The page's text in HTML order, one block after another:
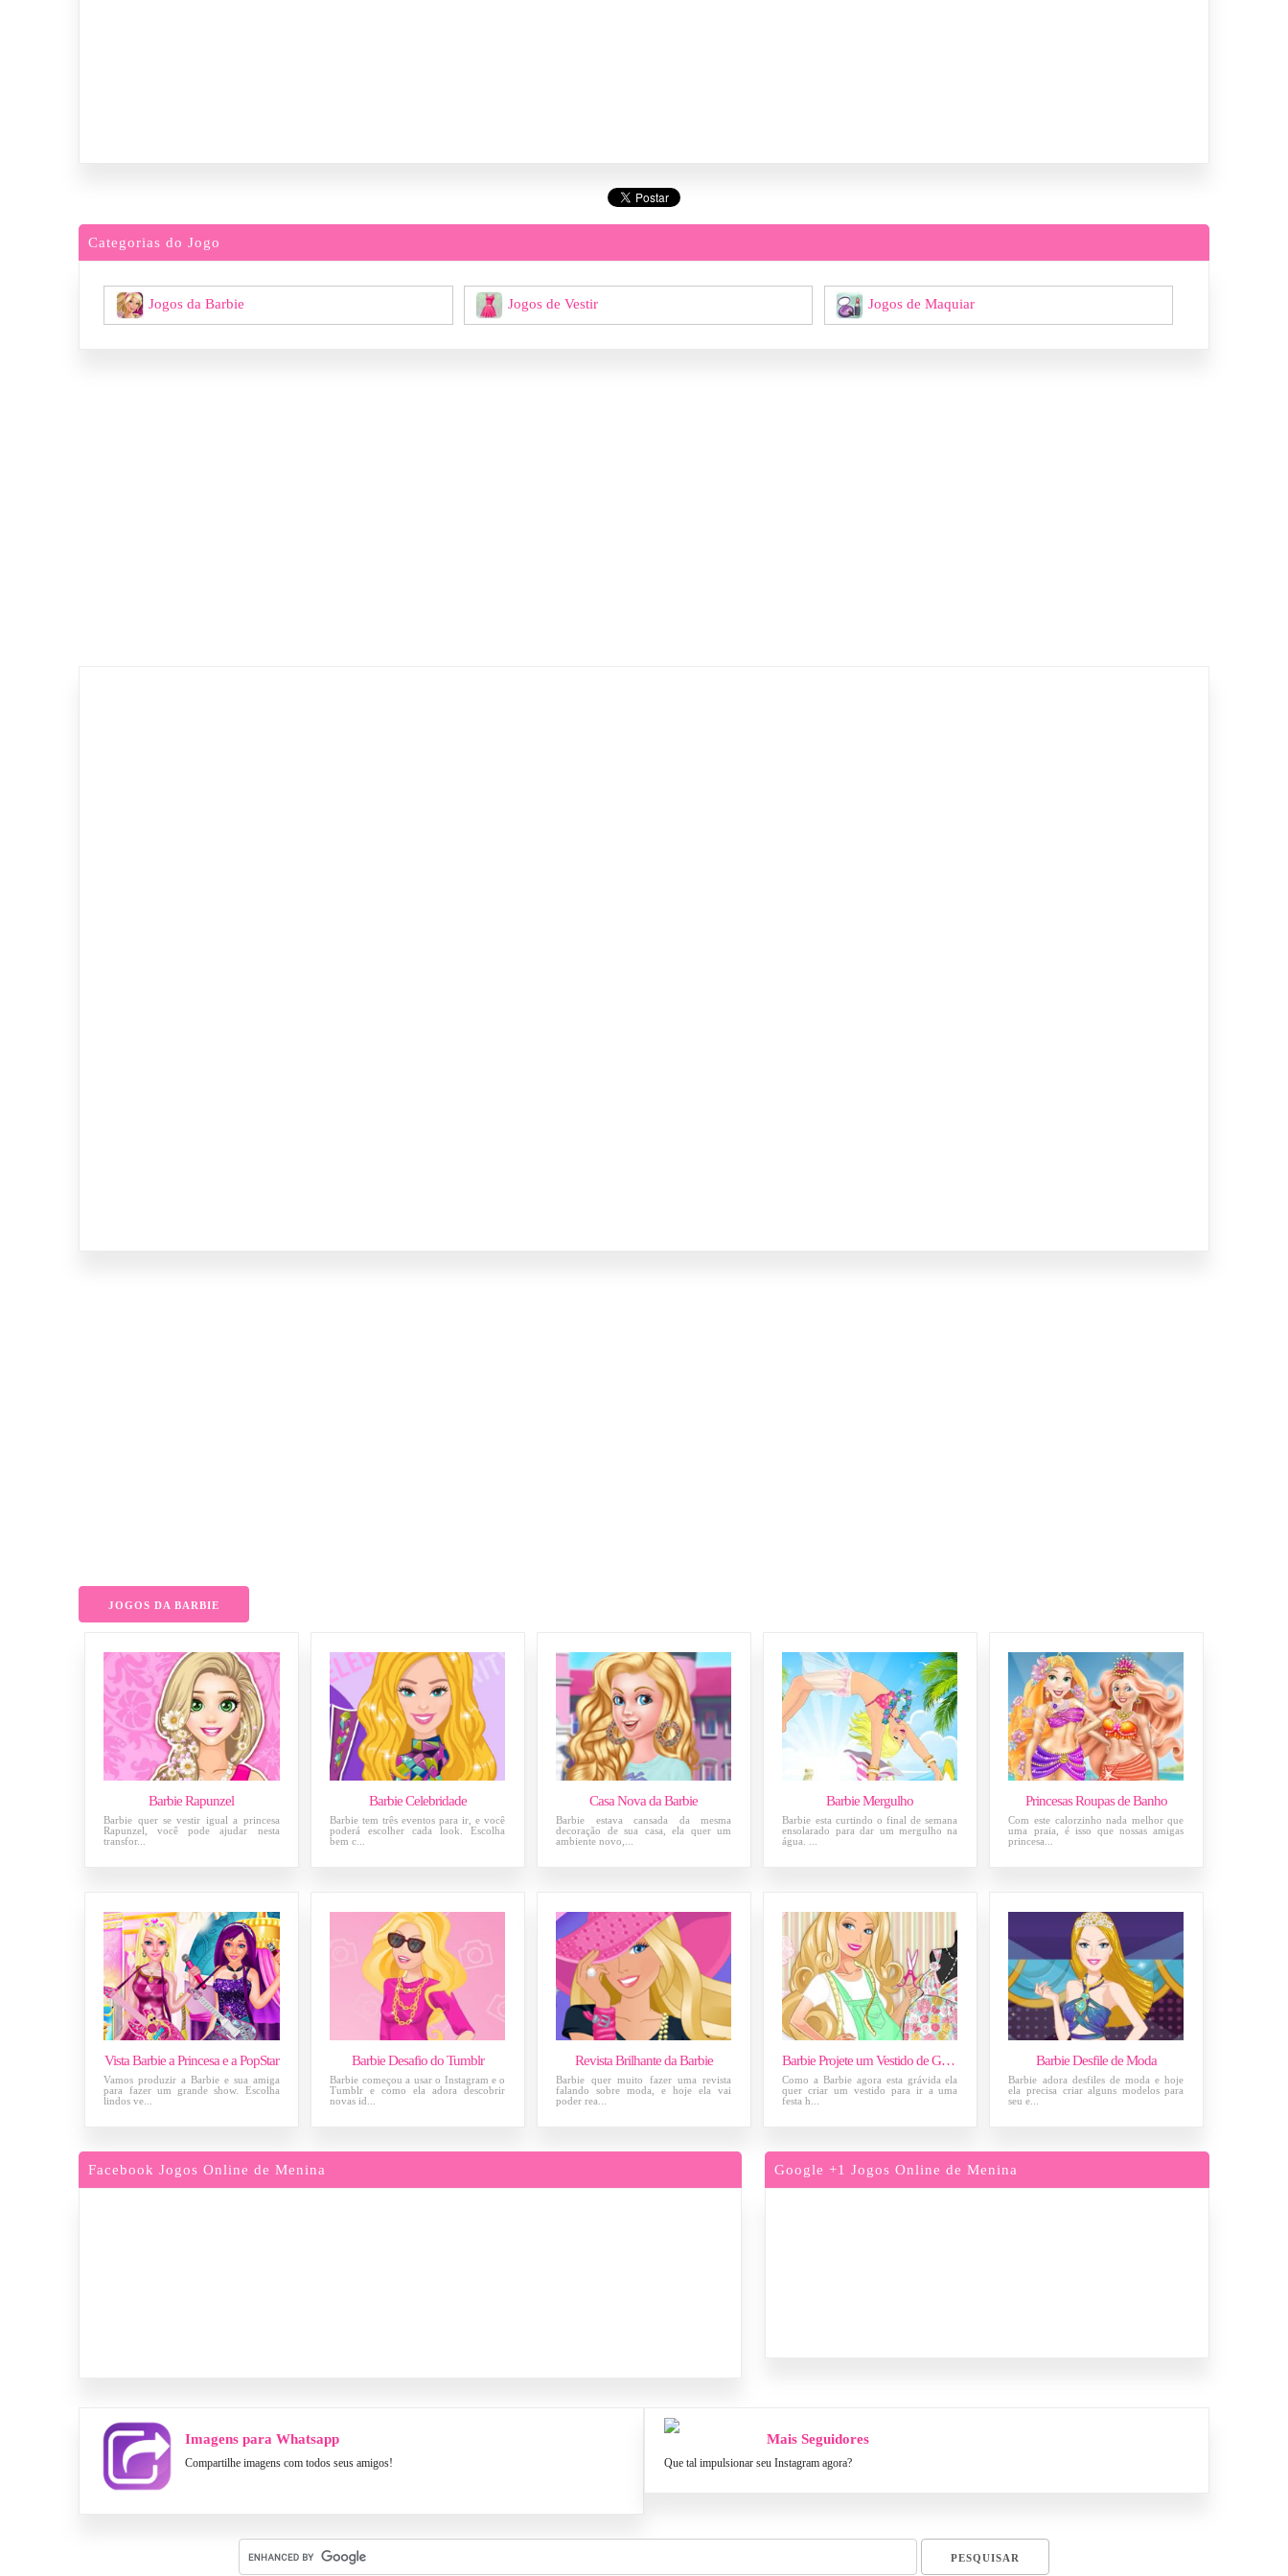
Categorias do Jogo
Jogos da Barbie Jogos de Vestir Jogos de Maquiar
JOGOS DA BARBIE
Barbie Rapunzel
Barbie quer se vestir igual a princesa
Rapunzel, você pode ajudar nesta
transfor...
Barbie Celebridade
Barbie tem três eventos para ir, e você
poderá escolher cada look. Escolha
bem c...
Casa Nova da Barbie
Barbie estava cansada da mesma
decoração de sua casa, ela quer um
ambiente novo,...
Barbie Mergulho
Barbie esta curtindo o final de semana
ensolarado para dar um mergulho na
água. ...
Princesas Roupas de Banho
Com este calorzinho nada melhor que
uma praia, é isso que nossas amigas
princesa...
Vista Barbie a Princesa e a PopStar
Vamos produzir a Barbie e sua amiga
para fazer um grande show. Escolha
lindos ve...
Barbie Desafio do Tumblr
Barbie começou a usar o Instagram e o
Tumblr e como ela adora descobrir
novas id...
Revista Brilhante da Barbie
Barbie quer muito fazer uma revista
falando sobre moda, e hoje ela vai
poder rea...
Barbie Projete um Vestido de Grávida
Como a Barbie agora esta grávida ela
quer criar um vestido para ir a uma
festa h...
Barbie Desfile de Moda
Barbie adora desfiles de moda e hoje
ela precisa criar alguns modelos para
seu e...
Facebook Jogos Online de Menina Google +1 Jogos Online de Menina
Imagens para Whatsapp
Compartilhe imagens com todos seus amigos!
Mais Seguidores
Que tal impulsionar seu Instagram agora?